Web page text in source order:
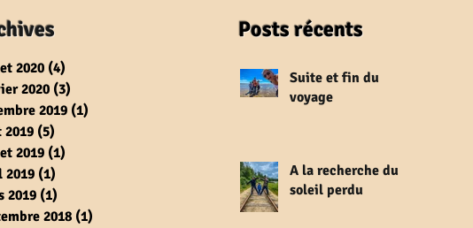
2020 (4)
2020 (3)
2019 (1)
2019 (5)
2019 (1)
2019 (1)
2019 (1)
2018 (1)
Suite et fin du
voyage
A la recherche du
soleil perdu
Posts récents